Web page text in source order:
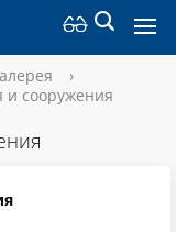
›
сооружения